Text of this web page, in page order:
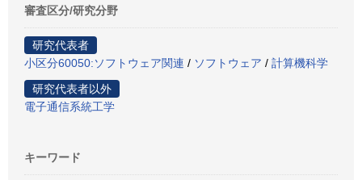
審査区分/研究分野
研究代表者
小区分60050:ソフトウェア関連 / ソフトウェア / 計算機科学
研究代表者以外
電子通信系統工学
キーワード